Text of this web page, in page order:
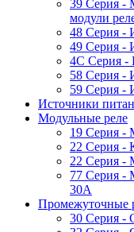
39 Cерия -
модули
48 Cерия -
49 Серия -
4C Серия -
58 Серия -
59 Серия -
Источники
Модульные реле
19 Cерия -
22 Серия -
22 Серия -
77 Серия -
30А
Промежуточные
30 Серия -